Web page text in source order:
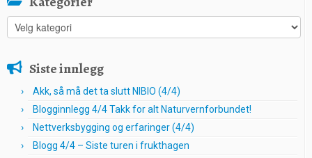
Kategorier
Siste innlegg
Akk, så må det ta slutt NIBIO (4/4)
Blogginnlegg 4/4 Takk for alt Naturvernforbundet!
Nettverksbygging og erfaringer (4/4)
Blogg 4/4 – Siste turen i frukthagen